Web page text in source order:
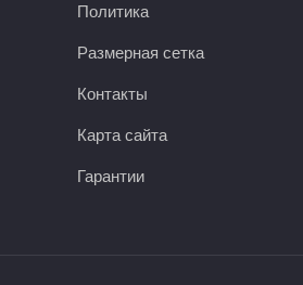
Политика
Размерная сетка
Контакты
Карта сайта
Гарантии